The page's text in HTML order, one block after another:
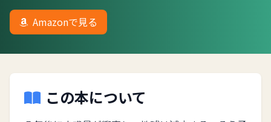
Amazonで見る
この本について